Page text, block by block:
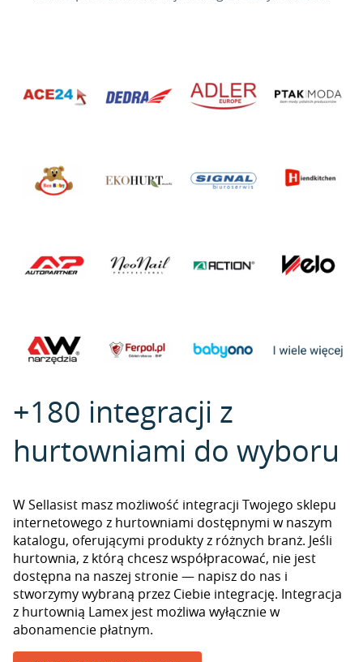
+180 integracji z
hurtowniami do wyboru
W Sellasist masz możliwość integracji Twojego sklepu
internetowego z hurtowniami dostępnymi w naszym
katalogu, oferującymi produkty z różnych branż. Jeśli
hurtownia, z którą chcesz współpracować, nie jest
dostępna na naszej stronie — napisz do nas i
stworzymy wybraną przez Ciebie integrację. Integracja
z hurtownią Lamex jest możliwa wyłącznie w
abonamencie płatnym.